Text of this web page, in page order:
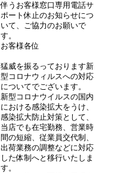
伴うお客様窓口専用電話サ
ポート休止のお知らせにつ
いて、ご協力のお願いで
す。
お客様各位
猛威を振るっております新
型コロナウィルスへの対応
についてでございます。
新型コロナウイルスの国内
における感染拡大をうけ、
感染拡大防止対策として、
当店でも在宅勤務、営業時
間の短縮、従業員交代制、
出荷業務の調整などに対応
した体制へと移行いたしま
す。